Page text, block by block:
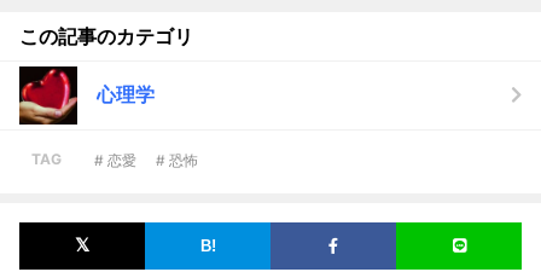
この記事のカテゴリ
心理学
TAG # 恋愛 # 恐怖